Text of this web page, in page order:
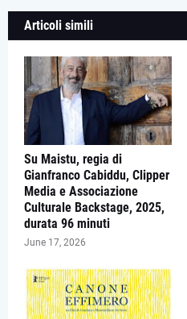
Articoli simili
Su Maistu, regia di
Gianfranco Cabiddu, Clipper
Media e Associazione
Culturale Backstage, 2025,
durata 96 minuti
June 17, 2026